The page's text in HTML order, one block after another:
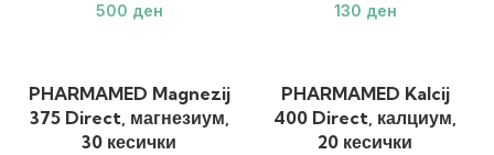
ден ден
PHARMAMED Magnezij
375 Direct, магнезиум,
30 кесички
PHARMAMED Kalcij
400 Direct, калциум,
20 кесички